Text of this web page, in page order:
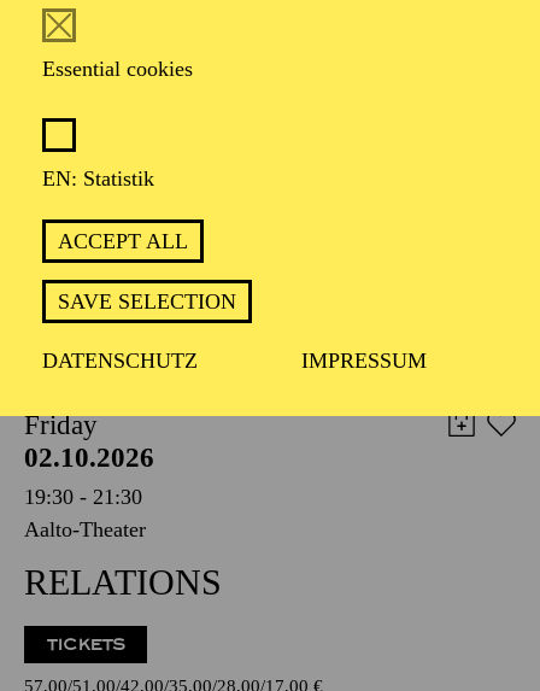
Essential cookies
EN: Statistik
ACCEPT ALL
SAVE SELECTION
DATENSCHUTZ IMPRESSUM
Friday
02.10.2026
Aalto-Foyer
ÖFFENTLICHE THEATER­
FÜHRUNG
€
Friday
02.10.2026
19:30 - 21:30
Aalto-Theater
RELATIONS
TICKETS
57,00 51,00 42,00 35,00 28,00 17,00 €